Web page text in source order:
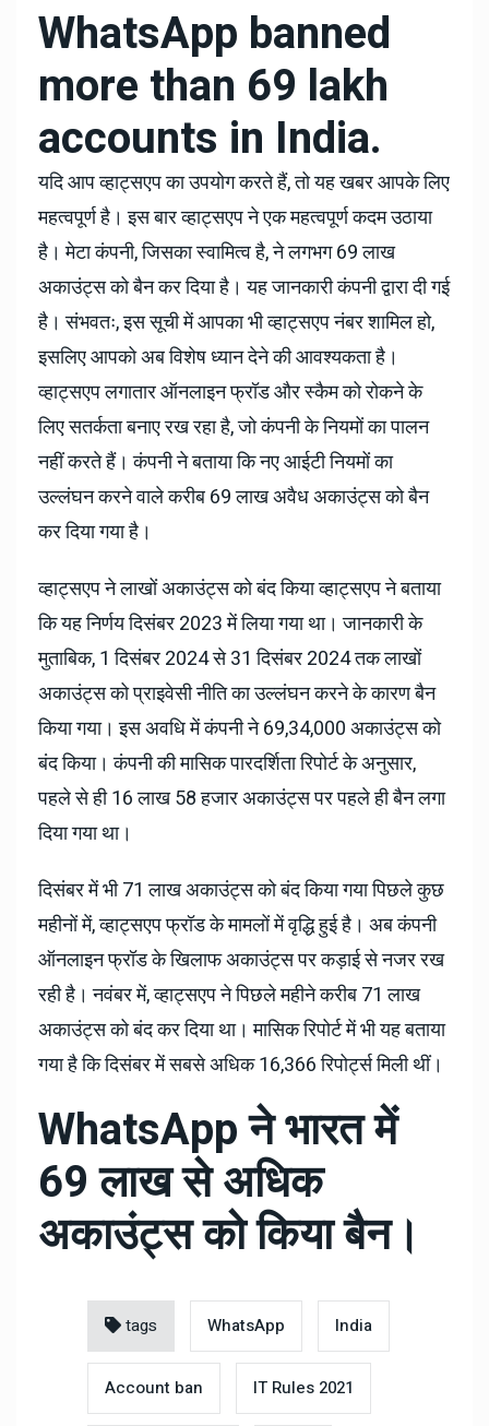
WhatsApp banned
more than 69 lakh
accounts in India.
यदि आप व्हाट्सएप का उपयोग करते हैं, तो यह खबर आपके लिए
महत्वपूर्ण है। इस बार व्हाट्सएप ने एक महत्वपूर्ण कदम उठाया
है। मेटा कंपनी, जिसका स्वामित्व है, ने लगभग 69 लाख
अकाउंट्स को बैन कर दिया है। यह जानकारी कंपनी द्वारा दी गई
है। संभवतः, इस सूची में आपका भी व्हाट्सएप नंबर शामिल हो,
इसलिए आपको अब विशेष ध्यान देने की आवश्यकता है।
व्हाट्सएप लगातार ऑनलाइन फ्रॉड और स्कैम को रोकने के
लिए सतर्कता बनाए रख रहा है, जो कंपनी के नियमों का पालन
नहीं करते हैं। कंपनी ने बताया कि नए आईटी नियमों का
उल्लंघन करने वाले करीब 69 लाख अवैध अकाउंट्स को बैन
कर दिया गया है।
व्हाट्सएप ने लाखों अकाउंट्स को बंद किया व्हाट्सएप ने बताया
कि यह निर्णय दिसंबर 2023 में लिया गया था। जानकारी के
मुताबिक, 1 दिसंबर 2024 से 31 दिसंबर 2024 तक लाखों
अकाउंट्स को प्राइवेसी नीति का उल्लंघन करने के कारण बैन
किया गया। इस अवधि में कंपनी ने 69,34,000 अकाउंट्स को
बंद किया। कंपनी की मासिक पारदर्शिता रिपोर्ट के अनुसार,
पहले से ही 16 लाख 58 हजार अकाउंट्स पर पहले ही बैन लगा
दिया गया था।
दिसंबर में भी 71 लाख अकाउंट्स को बंद किया गया पिछले कुछ
महीनों में, व्हाट्सएप फ्रॉड के मामलों में वृद्धि हुई है। अब कंपनी
ऑनलाइन फ्रॉड के खिलाफ अकाउंट्स पर कड़ाई से नजर रख
रही है। नवंबर में, व्हाट्सएप ने पिछले महीने करीब 71 लाख
अकाउंट्स को बंद कर दिया था। मासिक रिपोर्ट में भी यह बताया
गया है कि दिसंबर में सबसे अधिक 16,366 रिपोर्ट्स मिली थीं।
WhatsApp ने भारत में
69 लाख से अधिक
अकाउंट्स को किया बैन।
tags WhatsApp India
Account ban IT Rules 2021